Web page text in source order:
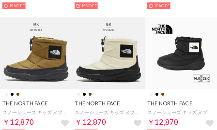
15%OFF 15%OFF 10%OFF
THE NORTH FACE
￥12,870
THE NORTH FACE
￥12,870
THE NORTH FACE
スノーシューズ キッズ ヌプシ ブーティ ロゴ ショート NFJ52280 the north face K Nuptse Bootie Logo Short 防水 耐水 保温 防寒 （ブラック）
￥12,870